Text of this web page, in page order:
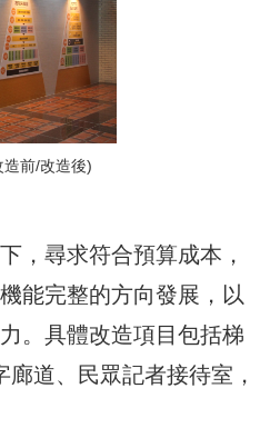
造前/改造後)
尋求符合預算成本，
能完整的方向發展，以
。具體改造項目包括梯
道、民眾記者接待室，